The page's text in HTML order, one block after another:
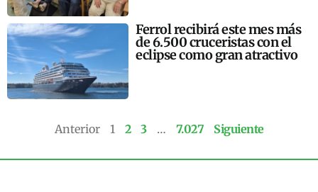
Ferrol recibirá este mes más
de 6.500 cruceristas con el
eclipse como gran atractivo
Anterior 1 2 3 … 7.027 Siguiente